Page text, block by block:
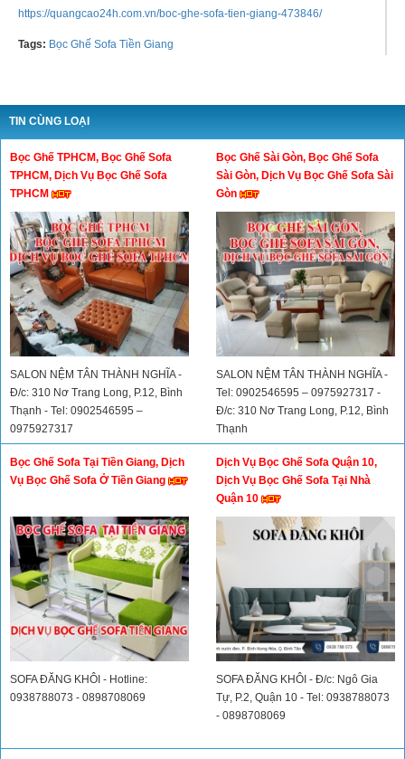
https://quangcao24h.com.vn/boc-ghe-sofa-tien-giang-473846/
Tags: Bọc Ghế Sofa Tiền Giang
TIN CÙNG LOẠI
Bọc Ghế TPHCM, Bọc Ghế Sofa
TPHCM, Dịch Vụ Bọc Ghế Sofa
TPHCM
SALON NỆM TÂN THÀNH NGHĨA -
Đ/c: 310 Nơ Trang Long, P.12, Bình
Thạnh - Tel: 0902546595 –
0975927317
Bọc Ghế Sài Gòn, Bọc Ghế Sofa
Sài Gòn, Dịch Vụ Bọc Ghế Sofa Sài
Gòn
SALON NỆM TÂN THÀNH NGHĨA -
Tel: 0902546595 – 0975927317 -
Đ/c: 310 Nơ Trang Long, P.12, Bình
Thạnh
Bọc Ghế Sofa Tại Tiền Giang, Dịch
Vụ Bọc Ghế Sofa Ở Tiền Giang
SOFA ĐĂNG KHÔI - Hotline:
0938788073 - 0898708069
Dịch Vụ Bọc Ghế Sofa Quận 10,
Dịch Vụ Bọc Ghế Sofa Tại Nhà
Quận 10
SOFA ĐĂNG KHÔI - Đ/c: Ngô Gia
Tự, P.2, Quận 10 - Tel: 0938788073
- 0898708069